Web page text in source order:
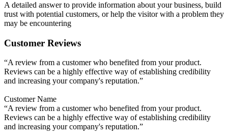
A detailed answer to provide information about your business, build
trust with potential customers, or help the visitor with a problem they
may be encountering
Customer Reviews
“A review from a customer who benefited from your product.
Reviews can be a highly effective way of establishing credibility
and increasing your company's reputation.”
Customer Name
“A review from a customer who benefited from your product.
Reviews can be a highly effective way of establishing credibility
and increasing your company's reputation.”